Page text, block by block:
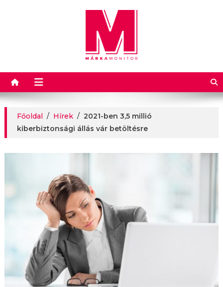
Márkamonitor
Főoldal / Hírek / 2021-ben 3,5 millió
kiberbiztonsági állás vár betöltésre